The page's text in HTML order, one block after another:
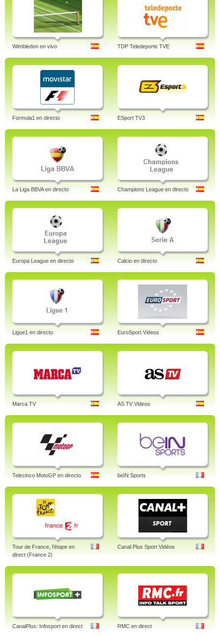
Wimbledon en vivo TDP Teledeporte TVE
Formula1 en directo ESport TV3
La Liga BBVA en directo Champions League en directo
Europa League en directo Calcio en directo
Ligue1 en directo EuroSport Videos
Marca TV AS TV Videos
Telecinco MotoGP en directo beIN Sports
Tour de France, l'étape en
direct (France 2)
Canal Plus Sport Vidéos
CanalPlus: Infosport en direct RMC en direct